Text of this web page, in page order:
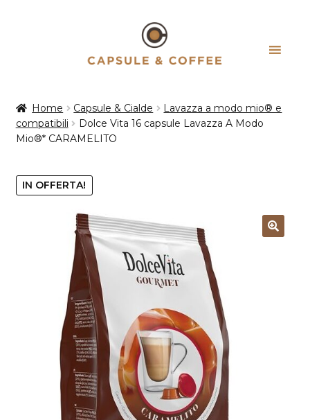
Home Capsule & Cialde
Lavazza a modo mio® e
compatibili
Dolce Vita 16 capsule Lavazza A Modo
Mio®* CARAMELITO
IN OFFERTA!